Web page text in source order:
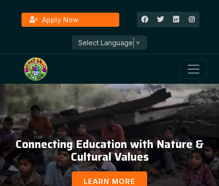
Apply Now
Select Language ▼
Connecting Education with Nature &
Cultural Values
LEARN MORE